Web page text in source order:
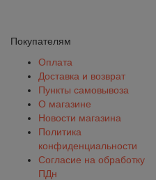
Покупателям
Оплата
Доставка и возврат
Пункты самовывоза
О магазине
Новости магазина
Политика
конфиденциальности
Согласие на обработку
ПДн